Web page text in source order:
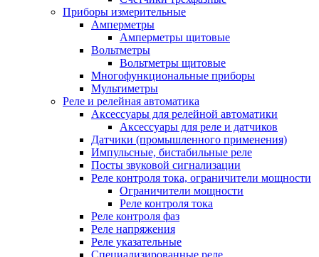
Приборы измерительные
Амперметры
Амперметры щитовые
Вольтметры
Вольтметры щитовые
Многофункциональные приборы
Мультиметры
Реле и релейная автоматика
Аксессуары для релейной автоматики
Аксессуары для реле и датчиков
Датчики (промышленного применения)
Импульсные, бистабильные реле
Посты звуковой сигнализации
Реле контроля тока, ограничители мощности
Ограничители мощности
Реле контроля тока
Реле контроля фаз
Реле напряжения
Реле указательные
Специализированные реле